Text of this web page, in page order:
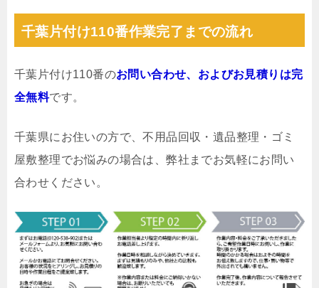
千葉片付け110番作業完了までの流れ
千葉片付け110番のお問い合わせ、およびお見積りは完
全無料です。
千葉県にお住いの方で、不用品回収・遺品整理・ゴミ
屋敷整理でお悩みの場合は、弊社までお気軽にお問い
合わせください。